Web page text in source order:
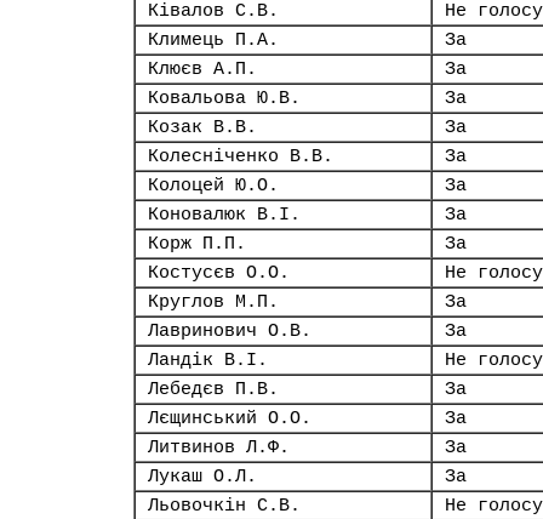
Ківалов С.В.
Не
Климець П.А.
За
Клюєв А.П.
За
Ковальова Ю.В.
За
Козак В.В.
За
Колесніченко В.В.
За
Колоцей Ю.О.
За
Коновалюк В.І.
За
Корж П.П.
За
Костусєв О.О.
Не
Круглов М.П.
За
Лавринович О.В.
За
Ландік В.І.
Не
Лебедєв П.В.
За
Лєщинський О.О.
За
Литвинов Л.Ф.
За
Лукаш О.Л.
За
Льовочкін С.В.
Не